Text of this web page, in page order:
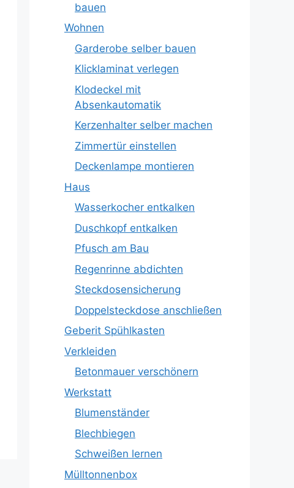
bauen
Wohnen
Garderobe selber bauen
Klicklaminat verlegen
Klodeckel mit
Absenkautomatik
Kerzenhalter selber machen
Zimmertür einstellen
Deckenlampe montieren
Haus
Wasserkocher entkalken
Duschkopf entkalken
Pfusch am Bau
Regenrinne abdichten
Steckdosensicherung
Doppelsteckdose anschließen
Geberit Spühlkasten
Verkleiden
Betonmauer verschönern
Werkstatt
Blumenständer
Blechbiegen
Schweißen lernen
Mülltonnenbox